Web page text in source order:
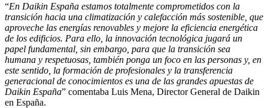
“En Daikin España estamos totalmente comprometidos con la
transición hacia una climatización y calefacción más sostenible, que
aproveche las energías renovables y mejore la eficiencia energética
de los edificios. Para ello, la innovación tecnológica jugará un
papel fundamental, sin embargo, para que la transición sea
humana y respetuosas, también ponga un foco en las personas y, en
este sentido, la formación de profesionales y la transferencia
generacional de conocimientos es una de las grandes apuestas de
Daikin España” comentaba Luis Mena, Director General de Daikin
en España.